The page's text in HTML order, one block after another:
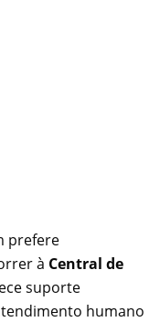
prefere
à Central de
suporte
humano